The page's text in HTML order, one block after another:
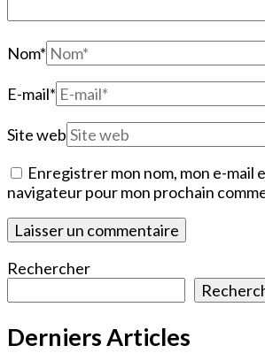
Nom*
E-mail*
Site web
Enregistrer mon nom, mon e-mail
navigateur pour mon prochain
Rechercher
Derniers Articles